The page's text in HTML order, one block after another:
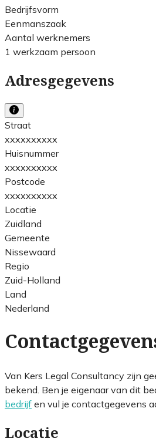
Bedrijfsvorm
Eenmanszaak
Aantal werknemers
1 werkzaam persoon
Adresgegevens
Straat
xxxxxxxxxx
Huisnummer
xxxxxxxxxx
Postcode
xxxxxxxxxx
Locatie
Zuidland
Gemeente
Nissewaard
Regio
Zuid-Holland
Land
Nederland
Van Kers Legal Consultancy zijn
bekend. Ben je eigenaar van dit
bedrijf en vul je contactgegevens
Locatie